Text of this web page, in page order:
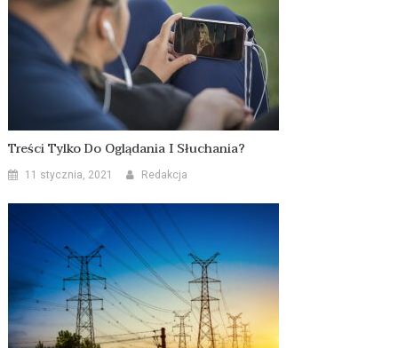
Treści Tylko Do Oglądania I Słuchania?
11 stycznia, 2021 Redakcja